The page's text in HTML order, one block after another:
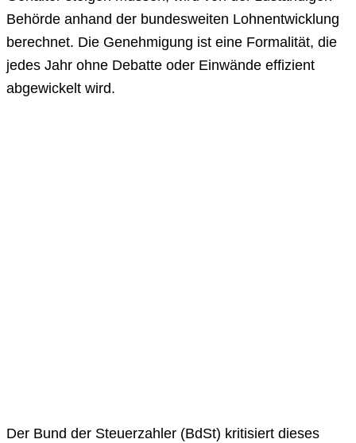
Behörde anhand der bundesweiten Lohnentwicklung
berechnet. Die Genehmigung ist eine Formalität, die
jedes Jahr ohne Debatte oder Einwände effizient
abgewickelt wird.
Der Bund der Steuerzahler (BdSt) kritisiert dieses